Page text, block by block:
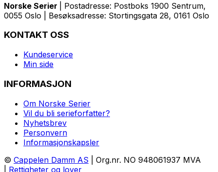
Norske Serier
| Postadresse: Postboks 1900 Sentrum,
0055 Oslo | Besøksadresse: Stortingsgata 28, 0161 Oslo
KONTAKT OSS
Kundeservice
Min side
INFORMASJON
Om Norske Serier
Vil du bli serieforfatter?
Nyhetsbrev
Personvern
Informasjonskapsler
© Cappelen Damm AS | Org.nr. NO 948061937 MVA
Rettigheter og lover